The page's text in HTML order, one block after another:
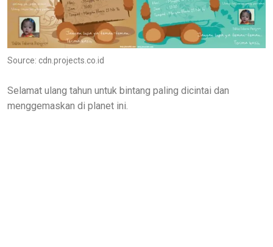
Source: cdn.projects.co.id
Selamat ulang tahun untuk bintang paling dicintai dan
menggemaskan di planet ini.